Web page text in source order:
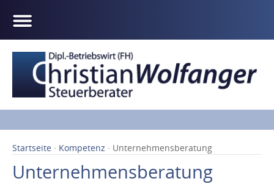
Startseite · Kompetenz · Unternehmensberatung
Unternehmensberatung